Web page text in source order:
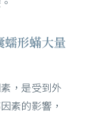
蠕形蟎大量
，是受到外
素的影響，